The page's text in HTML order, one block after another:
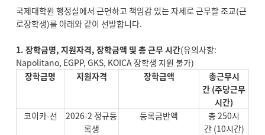
국제대학원 행정실에서 근면하고 책임감 있는 자세로 근무할 조교(근
로장학생)를 아래와 같이 선발합니다.
1. 장학금명, 지원자격, 장학금액 및 총 근무 시간(유의사항:
Napolitano, EGPP, GKS, KOICA 장학생 지원 불가)
장학금명
지원자격 장학금액 총근무시
간 (주당근무
시간)
코이카-선
2026-2 정규등
록생
등록금반액
총 250시
간 (10시간)